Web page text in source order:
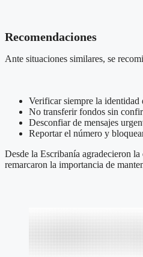
Recomendaciones
Ante situaciones similares, se
Verificar siempre la identidad
No transferir fondos sin
Desconfiar de mensajes
Reportar el número y
Desde la Escribanía agradecieron
remarcaron la importancia de